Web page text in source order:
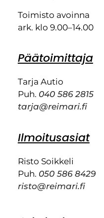
Toimisto avoinna
ark. klo 9.00–14.00
Päätoimittaja
Tarja Autio
Puh. 040 586 2815
tarja@reimari.fi
Ilmoitusasiat
Risto Soikkeli
Puh. 050 586 8429
risto@reimari.fi